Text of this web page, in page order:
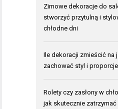
Zimowe dekoracje do
stworzyć przytulną i
chłodne dni
Ile dekoracji zmieścić na
zachować styl i
Rolety czy zasłony w
jak skutecznie